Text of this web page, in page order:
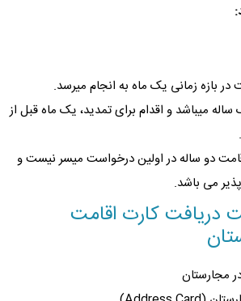
در بازه زمانی یک ماه به انجام میرسد.
ساله میباشد و اقدام برای تمدید، یک ماه قبل از
دو ساله در اولین درخواست میسر نیست و
می باشد.
دریافت کارت اقامت
مجارستان